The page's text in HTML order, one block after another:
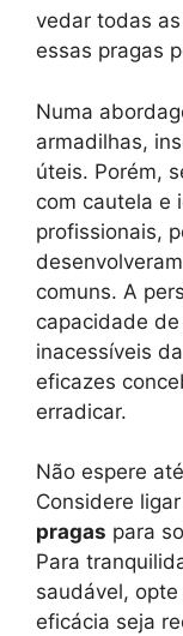
vedar todas
essas pragas
Numa
armadilhas,
úteis. Porém,
com cautela e
profissionais,
comuns. A
capacidade
inacessíveis
eficazes
erradicar.
Não espere
Considere ligar
pragas para
Para
saudável,
eficácia seja